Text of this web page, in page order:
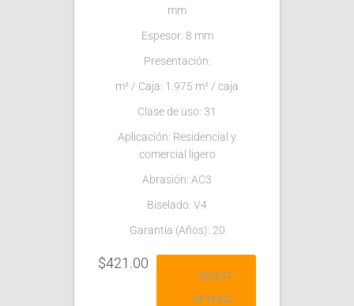
mm
Espesor: 8 mm
Presentación:
m² / Caja: 1.975 m² / caja
Clase de uso: 31
Aplicación: Residencial y
comercial ligero
Abrasión: AC3
Biselado: V4
Garantía (Años): 20
$421.00
SELECT
OPTIONS